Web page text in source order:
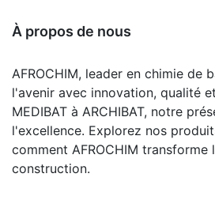
À propos de nous
AFROCHIM, leader en chimie de
l'avenir avec innovation, qualité
MEDIBAT à ARCHIBAT, notre
l'excellence. Explorez nos
comment AFROCHIM transforme
construction.